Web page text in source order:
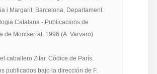
i Margarit, Barcelona, Departament
Catalana - Publicacions de
de Montserrat, 1996 (A. Varvaro)
caballero Zifar. Códice de París.
publicados bajo la dirección de F.